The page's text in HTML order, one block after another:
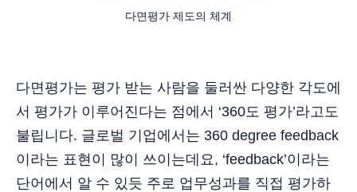
다면평가 제도의 체계
다면평가는 평가 받는 사람을 둘러싼 다양한 각도에
서 평가가 이루어진다는 점에서 ‘360도 평가’라고도
불립니다. 글로벌 기업에서는 360 degree feedback
이라는 표현이 많이 쓰이는데요, ‘feedback’이라는
단어에서 알 수 있듯 주로 업무성과를 직접 평가하